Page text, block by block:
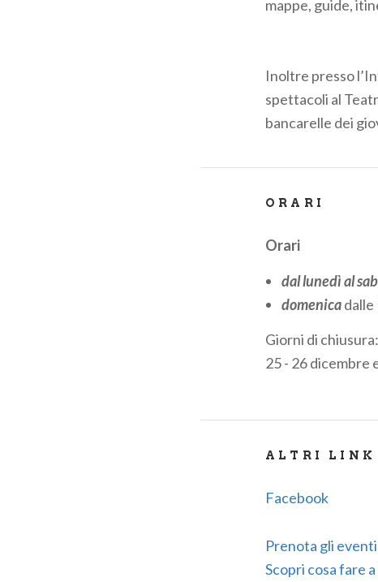
mappe, guide,
Inoltre presso
spettacoli al
bancarelle dei
ORARI
Orari
dal lunedì al
domenicadalle
Giorni di chiusura:
25 - 26 dicembre
ALTRI LINK
Facebook
Prenota gli
Scopri cosa fare